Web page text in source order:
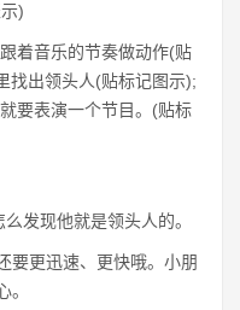
)
音乐的节奏做动作(贴
找出领头人(贴标记图示);
要表演一个节目。(贴标
发现他就是领头人的。
更迅速、更快哦。小朋